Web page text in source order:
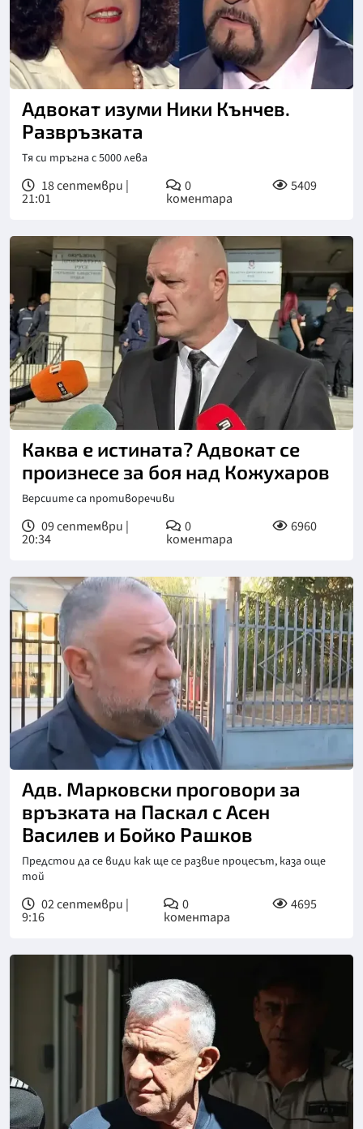
Адвокат изуми Ники Кънчев.
Развръзката
Тя си тръгна с 5000 лева
18 септември |
21:01
0
коментара
5409
Каква е истината? Адвокат се
произнесе за боя над Кожухаров
Версиите са противоречиви
09 септември |
20:34
0
коментара
6960
Адв. Марковски проговори за
връзката на Паскал с Асен
Василев и Бойко Рашков
Предстои да се види как ще се развие процесът, каза още
той
02 септември |
9:16
0
коментара
4695